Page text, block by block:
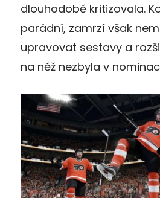
dlouhodobě kritizovala.
parádní, zamrzí však
upravovat sestavy a
na něž nezbyla v